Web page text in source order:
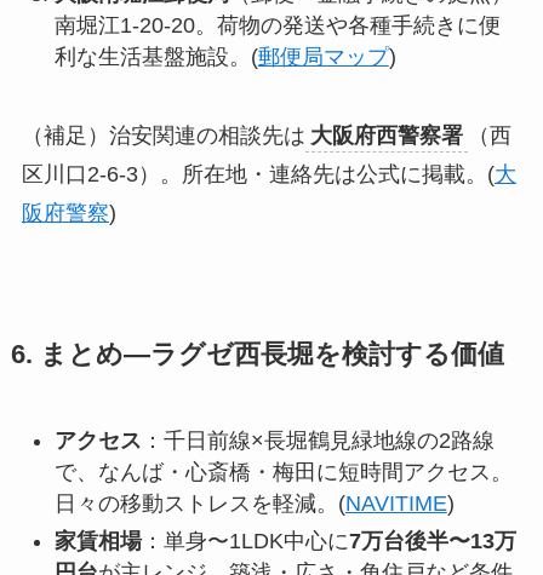
南堀江1-20-20。荷物の発送や各種手続きに便
利な生活基盤施設。(郵便局マップ)
（補足）治安関連の相談先は 大阪府西警察署
（西
区川口2-6-3）。所在地・連絡先は公式に掲載。(大
阪府警察)
6. まとめ—ラグゼ西長堀を検討する価値
アクセス ：千日前線×長堀鶴見緑地線の2路線
で、なんば・心斎橋・梅田に短時間アクセス。
日々の移動ストレスを軽減。(NAVITIME)
家賃相場：単身〜1LDK中心に7万台後半〜13万